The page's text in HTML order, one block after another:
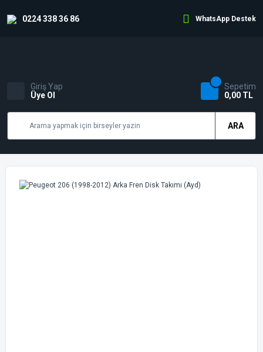
0224 338 36 86 WhatsApp Destek
ARA
Giriş Yap
Üye Ol
Sepetim
0,00 TL